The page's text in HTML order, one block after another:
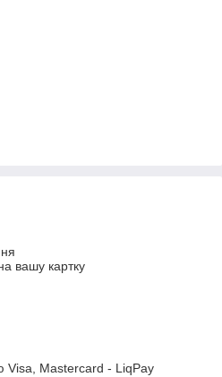
вашу картку
Visa, Mastercard - LiqPay